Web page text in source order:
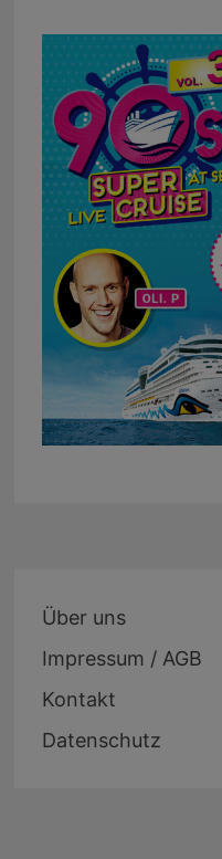
Über uns
Impressum / AGB
Kontakt
Datenschutz